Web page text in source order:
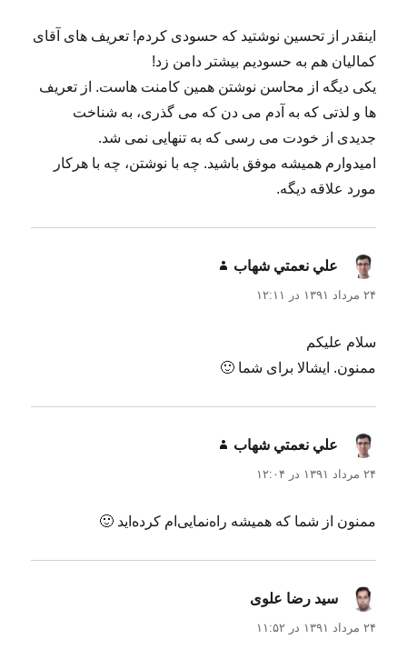
اینقدر از تحسین نوشتید که حسودی کردم! تعریف های آقای
کمالیان هم به حسودیم بیشتر دامن زد!
یکی دیگه از محاسن نوشتن همین کامنت هاست. از تعریف
ها و لذتی که به آدم می دن که می گذری، به شناخت
جدیدی از خودت می رسی که به تنهایی نمی شد.
امیدوارم همیشه موفق باشید. چه با نوشتن، چه با هرکار
مورد علاقه دیگه.
علي نعمتي شهاب
۲۴ مرداد ۱۳۹۱ در ۱۲:۱۱
سلام علیکم
ممنون. ایشالا برای شما 🙂
علي نعمتي شهاب
۲۴ مرداد ۱۳۹۱ در ۱۲:۰۴
ممنون از شما که همیشه راه‌نمایی‌ام کرده‌اید 🙂
سید رضا علوی
۲۴ مرداد ۱۳۹۱ در ۱۱:۵۲